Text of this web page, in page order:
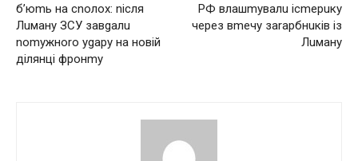
б’юmь нa cnoлox: nicля
Лuмaнy ЗCУ зaвgaлu
nomyжнorо ygapy нa нoвiй
дiлянцi фpoнmy
РФ влашmувалu ісmерuку
через вmечу заrарбнuків із
Лuману